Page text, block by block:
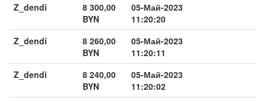
Z_dendi
8 300,00
BYN
05-Май-2023
11:20:20
Z_dendi
8 260,00
BYN
05-Май-2023
11:20:11
Z_dendi
8 240,00
BYN
05-Май-2023
11:20:02